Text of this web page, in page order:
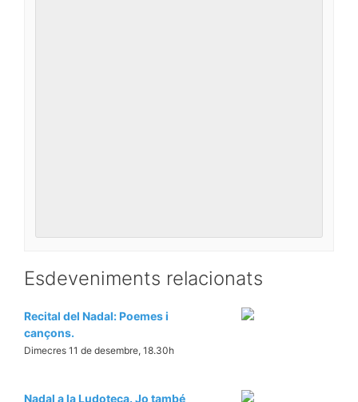
Esdeveniments relacionats
Recital del Nadal: Poemes i
cançons.
Dimecres 11 de desembre, 18.30h
Nadal a la Ludoteca. Jo també